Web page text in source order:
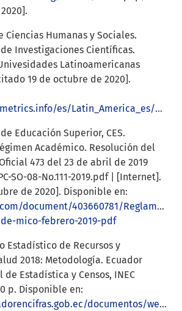
Ciencias Humanas y Sociales.
Investigaciones Científicas.
Latinoamericanas
19 de octubre de 2020].
es/Latin_America_es/Ecuador
Educación Superior, CES.
Académico. Resolución del
Oficial 473 del 23 de abril de 2019
SO-08-No.111-2019.pdf | [Internet].
de 2020]. Disponible en:
document/403660781/Reglamento-
mico-febrero-2019-pdf
Estadístico de Recursos y
2018: Metodología. Ecuador
Estadística y Censos, INEC
p. Disponible en:
documentos/web-